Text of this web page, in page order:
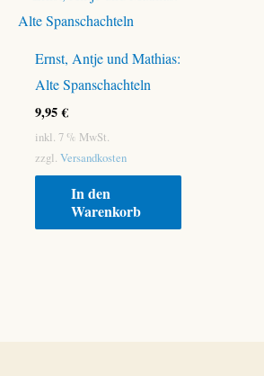
Ernst, Antje und Mathias:
Alte Spanschachteln
9,95€
inkl. 7 % MwSt.
zzgl.Versandkosten
In den
Warenkorb